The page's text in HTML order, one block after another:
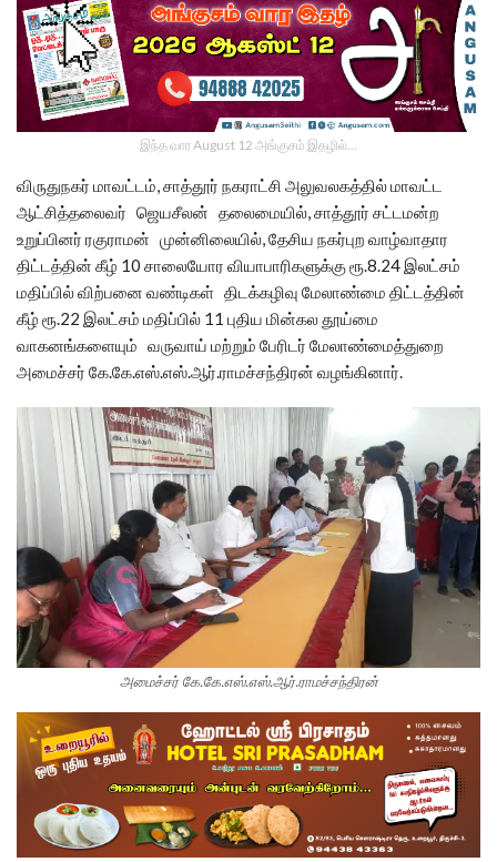
இந்த வார August 12 அங்குசம் இதழில்…
விருதுநகர் மாவட்டம், சாத்தூர் நகராட்சி அலுவலகத்தில் மாவட்ட
ஆட்சித்தலைவர் ஜெயசீலன் தலைமையில், சாத்தூர் சட்டமன்ற
உறுப்பினர் ரகுராமன் முன்னிலையில், தேசிய நகர்புற வாழ்வாதார
திட்டத்தின் கீழ் 10 சாலையோர வியாபாரிகளுக்கு ரூ.8.24 இலட்சம்
மதிப்பில் விற்பனை வண்டிகள் திடக்கழிவு மேலாண்மை திட்டத்தின்
கீழ் ரூ.22 இலட்சம் மதிப்பில் 11 புதிய மின்கல தூய்மை
வாகனங்களையும் வருவாய் மற்றும் பேரிடர் மேலாண்மைத்துறை
அமைச்சர் கே.கே.எஸ்.எஸ்.ஆர்.ராமச்சந்திரன் வழங்கினார்.
அமைச்சர் கே.கே.எஸ்.எஸ்.ஆர்.ராமச்சந்திரன்